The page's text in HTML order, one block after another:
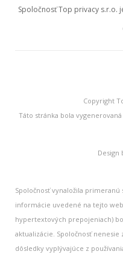
Spoločnosť Top privacy s.r.o.
Copyright
Táto stránka bola
Design
Spoločnosť vynaložila primeranú
informácie uvedené na tejto
hypertextových prepojeniach)
aktualizácie. Spoločnosť
dôsledky vyplývajúce z